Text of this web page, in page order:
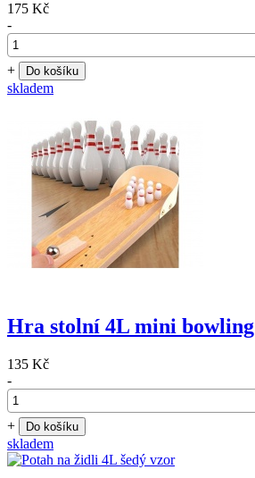
175 Kč
-
+ Do košíku
skladem
Hra stolní 4L mini bowling
135 Kč
-
+ Do košíku
skladem